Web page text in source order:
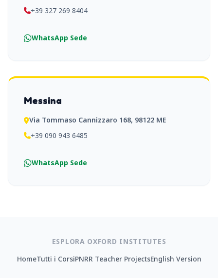
+39 327 269 8404
WhatsApp Sede
Messina
Via Tommaso Cannizzaro 168, 98122 ME
+39 090 943 6485
WhatsApp Sede
ESPLORA OXFORD INSTITUTES
HomeTutti i CorsiPNRR Teacher ProjectsEnglish Version